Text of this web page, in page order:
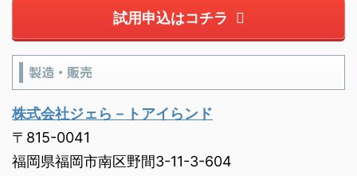
試用申込はコチラ
製造・販売
株式会社ジェら－トアイらンド
〒815-0041
福岡県福岡市南区野間3-11-3-604